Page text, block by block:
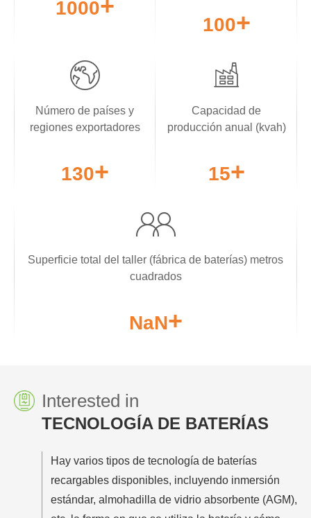
1000
100
Número de países y
regiones exportadores
130
Capacidad de
producción anual (kvah)
15
Superficie total del taller (fábrica de baterías) metros
cuadrados
NaN
Interested in
TECNOLOGÍA DE BATERÍAS
Hay varios tipos de tecnología de baterías
recargables disponibles, incluyendo inmersión
estándar, almohadilla de vidrio absorbente (AGM),